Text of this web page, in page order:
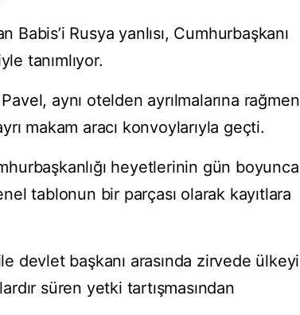
Rusya yanlısı, Cumhurbaşkanı
tanımlıyor.
aynı otelden ayrılmalarına rağmen
makam aracı konvoylarıyla geçti.
heyetlerinin gün boyunca
tablonun bir parçası olarak kayıtlara
devlet başkanı arasında zirvede ülkeyi
süren yetki tartışmasından